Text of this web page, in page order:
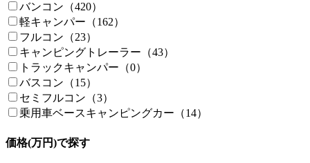
バンコン（420）
軽キャンパー（162）
フルコン（23）
キャンピングトレーラー（43）
トラックキャンパー（0）
バスコン（15）
セミフルコン（3）
乗用車ベースキャンピングカー（14）
価格(万円)で探す